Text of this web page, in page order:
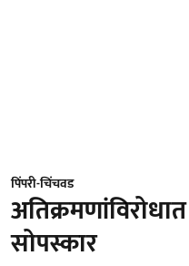
पिंपरी-चिंचवड
सोपस्कार